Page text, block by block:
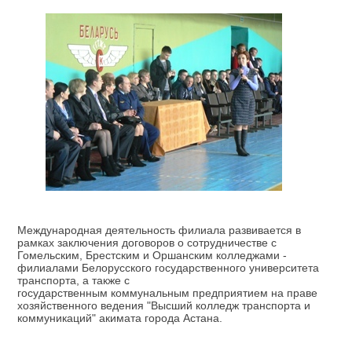
Международная деятельность филиала развивается в
рамках заключения договоров о сотрудничестве с
Гомельским, Брестским и Оршанским колледжами -
филиалами Белорусского государственного университета
транспорта, а также с
государственным коммунальным предприятием на праве
хозяйственного ведения "Высший колледж транспорта и
коммуникаций" акимата города Астана.